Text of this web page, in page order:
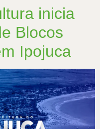
inicia
Blocos
Ipojuca